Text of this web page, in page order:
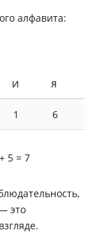
алфавита:
И Я
1 6
5 = 7
это